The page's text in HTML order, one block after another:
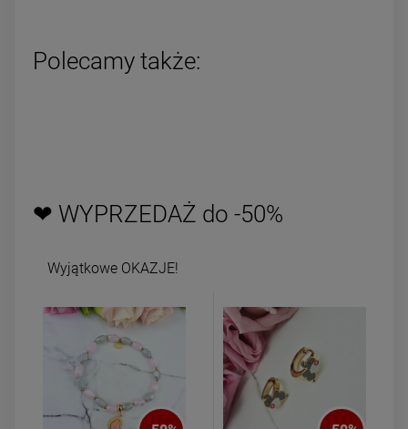
Polecamy także:
❤ WYPRZEDAŻ do -50%
Wyjątkowe OKAZJE!